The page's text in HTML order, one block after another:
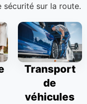
sur la route.
Transport
de
véhicules